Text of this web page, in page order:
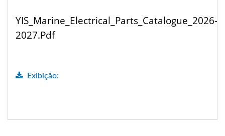
YIS_Marine_Electrical_Parts_Catalogue_2026-
2027.pdf
Exibição: